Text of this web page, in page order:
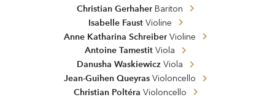
Christian Gerhaher Bariton
Isabelle Faust Violine
Anne Katharina Schreiber Violine
Antoine Tamestit Viola
Danusha Waskiewicz Viola
Jean-Guihen Queyras Violoncello
Christian Poltéra Violoncello